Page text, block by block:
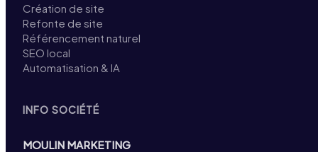
Création de site
Refonte de site
Référencement naturel
SEO local
Automatisation & IA
INFO SOCIÉTÉ
MOULIN MARKETING